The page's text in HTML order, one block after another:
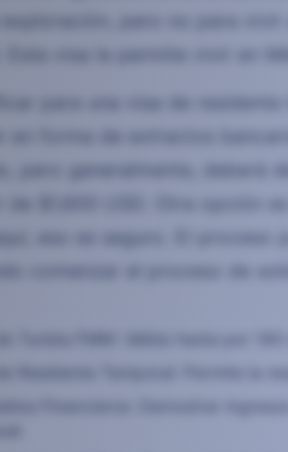
exploración, pero no para
Esta visa le permite vivir en
para una visa de
en forma de extractos
eso es seguro. El